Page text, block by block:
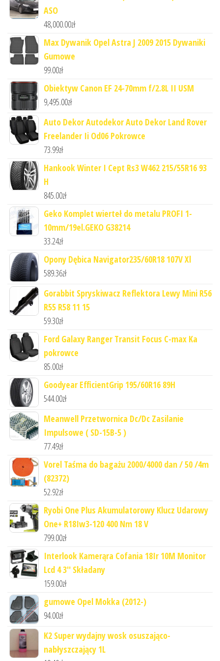
ASO
48,000.00zł
Max Dywanik Opel Astra J 2009 2015 Dywaniki
Gumowe
99.00zł
Obiektyw Canon EF 24-70mm f/2.8L II USM
9,495.00zł
Auto Dekor Autodekor Auto Dekor Land Rover
Freelander Ii Od06 Pokrowce
73.99zł
Hankook Winter I Cept Rs3 W462 215/55R16 93
H
845.00zł
Geko Komplet wierteł do metalu PROFI 1-
10mm/19el.GEKO G38214
33.24zł
Opony Dębica Navigator235/60R18 107V Xl
589.36zł
Gorabbit Spryskiwacz Reflektora Lewy Mini R56
R55 R58 11 15
59.30zł
Ford Galaxy Ranger Transit Focus C-max Ka
pokrowce
85.00zł
Goodyear EfficientGrip 195/60R16 89H
544.00zł
Meanwell Przetwornica Dc/Dc Zasilanie
Impulsowe ( SD-15B-5 )
77.49zł
Vorel Taśma do bagażu 2000/4000 dan / 50 /4m
(82372)
52.92zł
Ryobi One Plus Akumulatorowy Klucz Udarowy
One+ R18Iw3-120 400 Nm 18 V
799.00zł
Interlook Kamerąra Cofania 18Ir 10M Monitor
Lcd 4 3'' Składany
159.00zł
gumowe Opel Mokka (2012-)
94.00zł
K2 Super wydajny wosk osuszająco-
nabłyszczający 1L